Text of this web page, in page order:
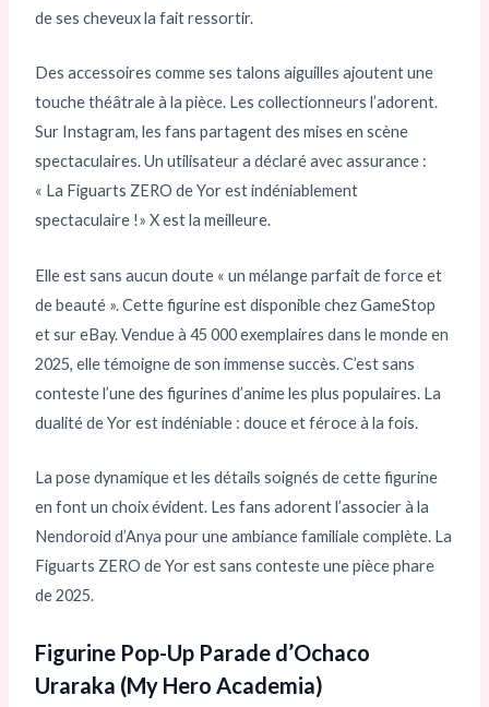
de ses cheveux la fait ressortir.
Des accessoires comme ses talons aiguilles ajoutent une
touche théâtrale à la pièce. Les collectionneurs l’adorent.
Sur Instagram, les fans partagent des mises en scène
spectaculaires. Un utilisateur a déclaré avec assurance :
« La Figuarts ZERO de Yor est indéniablement
spectaculaire !» X est la meilleure.
Elle est sans aucun doute « un mélange parfait de force et
de beauté ». Cette figurine est disponible chez GameStop
et sur eBay. Vendue à 45 000 exemplaires dans le monde en
2025, elle témoigne de son immense succès. C’est sans
conteste l’une des figurines d’anime les plus populaires. La
dualité de Yor est indéniable : douce et féroce à la fois.
La pose dynamique et les détails soignés de cette figurine
en font un choix évident. Les fans adorent l’associer à la
Nendoroid d’Anya pour une ambiance familiale complète. La
Figuarts ZERO de Yor est sans conteste une pièce phare
de 2025.
Figurine Pop-Up Parade d’Ochaco
Uraraka (My Hero Academia)